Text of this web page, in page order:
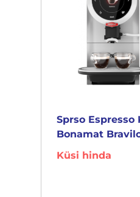
Sprso Espresso
Bonamat
Küsi hinda